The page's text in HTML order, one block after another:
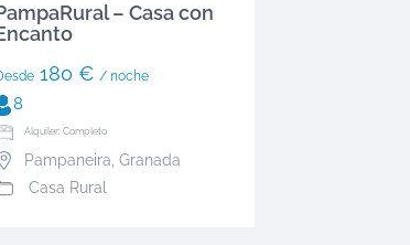
– Casa con
180 € / noche
8
Alquiler: Completo
Pampaneira Granada
Casa Rural